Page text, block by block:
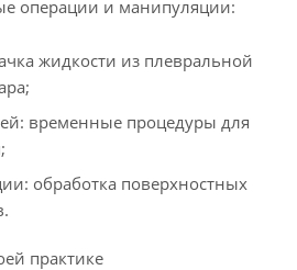
операции и манипуляции:
жидкости из плевральной
временные процедуры для
обработка поверхностных
практике